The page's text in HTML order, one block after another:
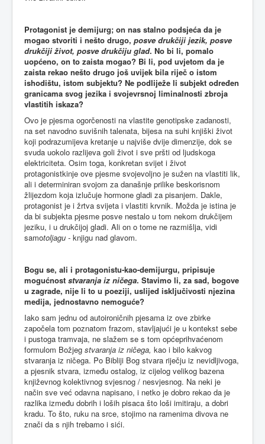
Protagonist je demijurg; on nas stalno podsjeća da je
mogao stvoriti i nešto drugo, posve drukčiji jezik, posve
drukčiji život, posve drukčiju glad. No bi li, pomalo
uopćeno, on to zaista mogao? Bi li, pod uvjetom da je
zaista rekao nešto drugo još uvijek bila riječ o istom
ishodištu, istom subjektu? Ne podliježe li subjekt određen
granicama svog jezika i svojevrsnoj liminalnosti zbroja
vlastitih iskaza?
Ovo je pjesma ogorčenosti na vlastite genotipske zadanosti,
na set navodno suvišnih talenata, bijesa na suhi knjiški život
koji podrazumijeva kretanje u najviše dvije dimenzije, dok se
svuda uokolo razlijeva goli život i sve pršti od ljudskoga
elektriciteta. Osim toga, konkretan svijet i život
protagonistkinje ove pjesme svojevoljno je sužen na vlastiti lik,
ali i determiniran svojom za današnje prilike beskorisnom
žlijezdom koja izlučuje hormone gladi za pisanjem. Dakle,
protagonist je i žrtva svijeta i vlastiti krvnik. Možda je istina je
da bi subjekta pjesme posve nestalo u tom nekom drukčijem
jeziku, i u drukčijoj gladi. Ali on o tome ne razmišlja, vidi
samotoljagu - knjigu nad glavom.
Bogu se, ali i protagonistu-kao-demijurgu, pripisuje
mogućnost stvaranja iz ničega. Stavimo li, za sad, bogove
u zagrade, nije li to u poeziji, uslijed isključivosti njezina
medija, jednostavno nemoguće?
Iako sam jednu od autoironičnih pjesama iz ove zbirke
započela tom poznatom frazom, stavljajući je u kontekst sebe
i pustoga tramvaja, ne slažem se s tom općeprihvaćenom
formulom Božjeg stvaranja iz ničega, kao i bilo kakvog
stvaranja iz ničega. Po Bibliji Bog stvara riječju iz nevidljivoga,
a pjesnik stvara, između ostalog, iz cijelog velikog bazena
književnog kolektivnog svjesnog / nesvjesnog. Na neki je
način sve već odavna napisano, i netko je dobro rekao da je
razlika između dobrih i loših pisaca što loši imitiraju, a dobri
kradu. To što, ruku na srce, stojimo na ramenima divova ne
znači da s njih trebamo i sići.